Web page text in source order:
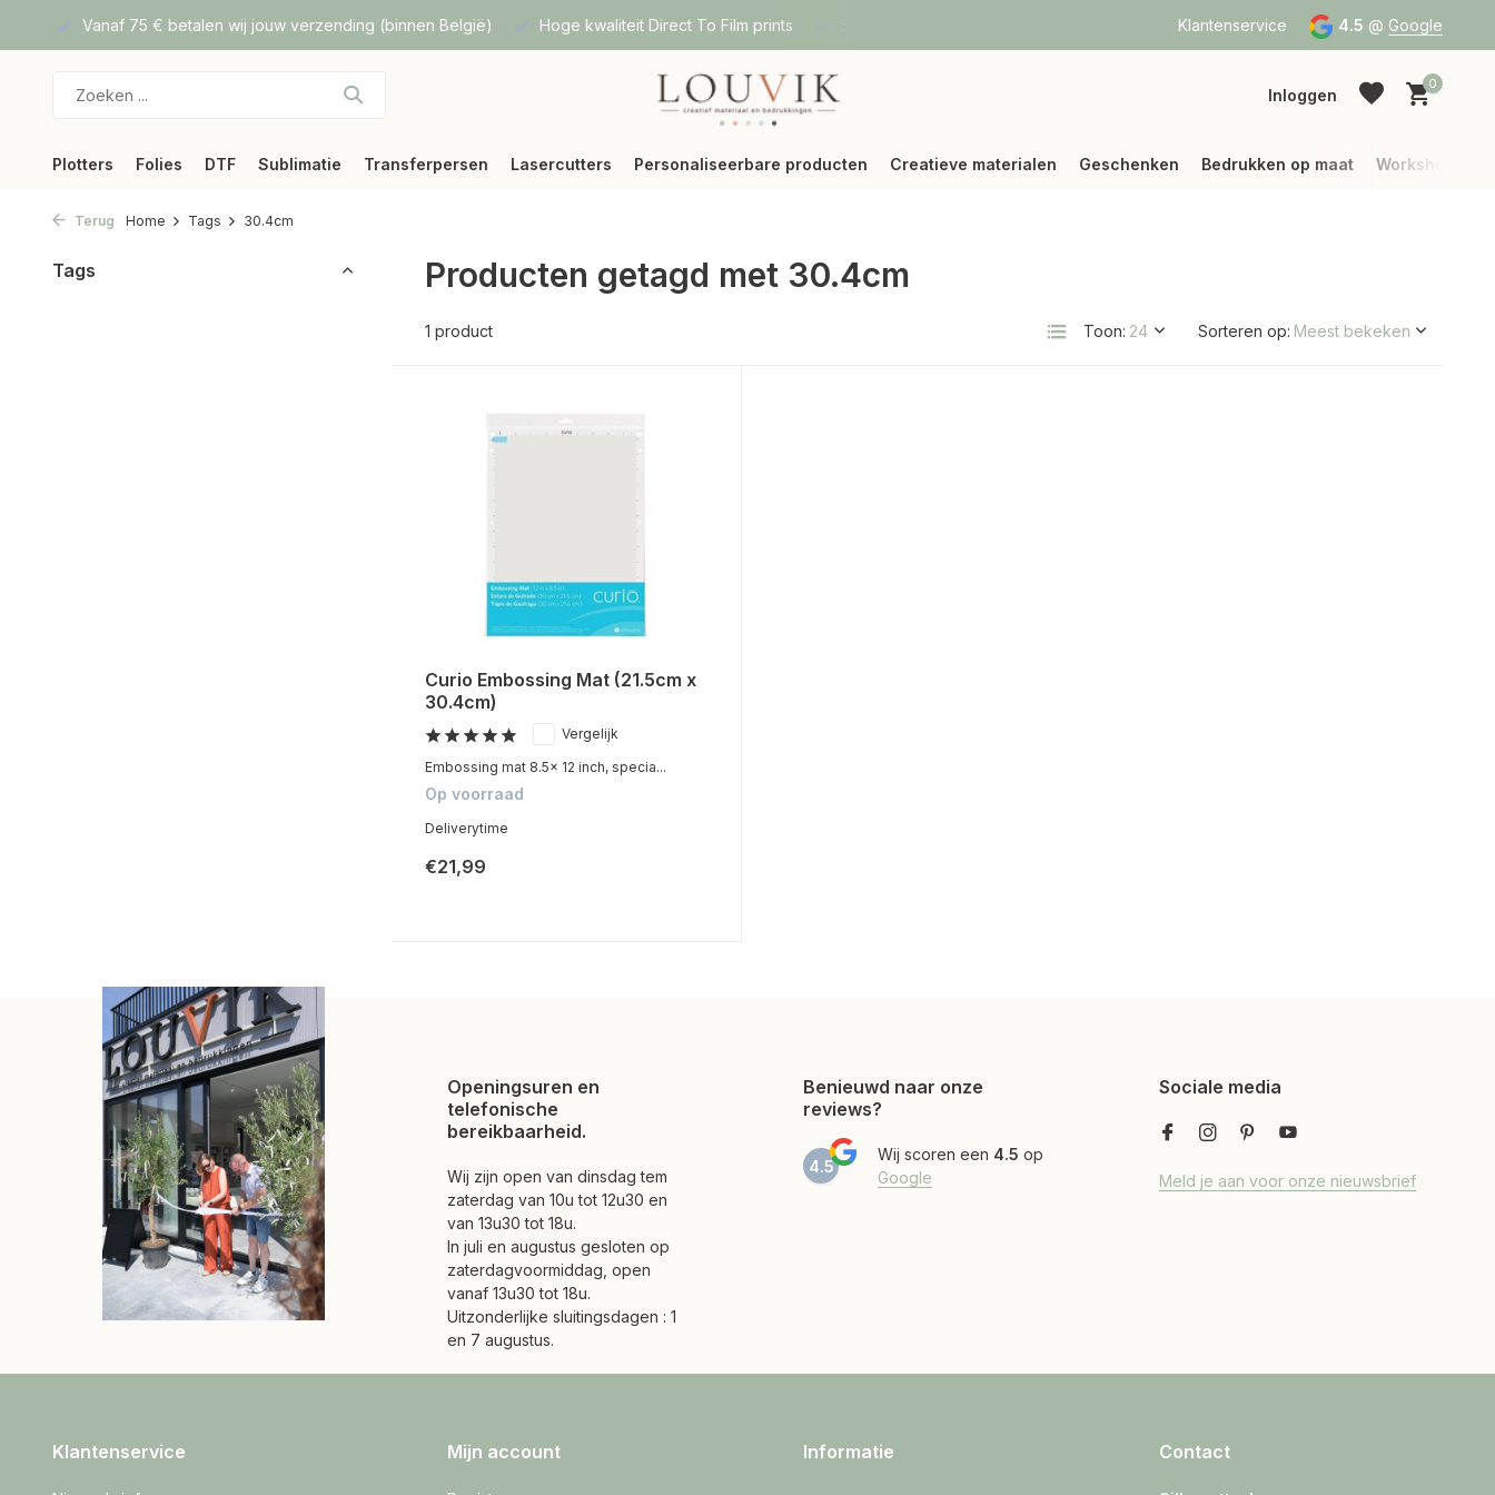
Vanaf 75 € betalen wij jouw verzending (binnen België) Hoge kwaliteit Direct To Film prints Vanaf 75 € betalen wij jouw verzending
Klantenservice 4.5 @ Google
Inloggen
0
Plotters Folies DTF Sublimatie Transferpersen Lasercutters Personaliseerbare producten Creatieve materialen Geschenken Bedrukken op maat Workshops
Terug Home Tags 30.4cm
Tags Producten getagd met 30.4cm
1 product Toon: Sorteren op:
Curio Embossing Mat (21.5cm x
30.4cm)
Vergelijk
Embossing mat 8.5x 12 inch, specia...
Op voorraad
Deliverytime
€21,99
Openingsuren en
telefonische
bereikbaarheid.
Wij zijn open van dinsdag tem
zaterdag van 10u tot 12u30 en
van 13u30 tot 18u.
In juli en augustus gesloten op
zaterdagvoormiddag, open
vanaf 13u30 tot 18u.
Uitzonderlijke sluitingsdagen : 1
en 7 augustus.
Benieuwd naar onze
reviews?
4.5
Wij scoren een 4.5 op
Google
Sociale media
Meld je aan voor onze nieuwsbrief
Klantenservice Mijn account Informatie Contact